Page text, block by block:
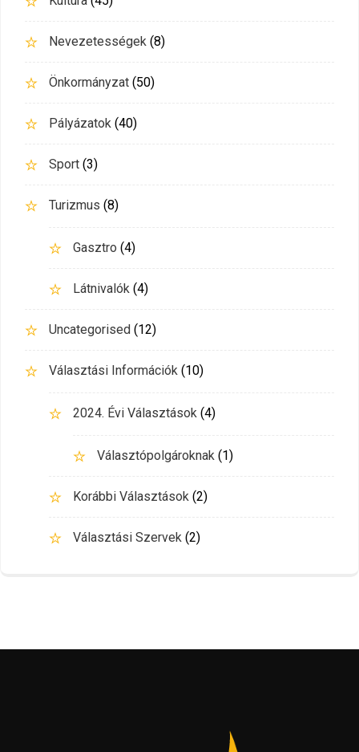
Nevezetességek (8)
Önkormányzat (50)
Pályázatok (40)
Sport (3)
Turizmus (8)
Gasztro (4)
Látnivalók (4)
Uncategorised (12)
Választási Információk (10)
2024. Évi Választások (4)
Választópolgároknak (1)
Korábbi Választások (2)
Választási Szervek (2)